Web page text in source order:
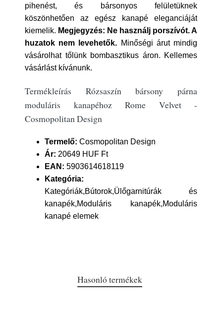
pihenést, és bársonyos felületüknek
köszönhetően az egész kanapé eleganciáját
kiemelik. Megjegyzés: Ne használj porszívót. A
huzatok nem levehetők. Minőségi árut mindig
vásárolhat tőlünk bombasztikus áron. Kellemes
vásárlást kívánunk.
Termékleírás Rózsaszín bársony párna
moduláris kanapéhoz Rome Velvet -
Cosmopolitan Design
Termelő: Cosmopolitan Design
Ár: 20649 HUF Ft
EAN: 5903614618119
Kategória:
Kategóriák,Bútorok,Ülőgarnitúrák és
kanapék,Moduláris kanapék,Moduláris
kanapé elemek
Hasonló termékek